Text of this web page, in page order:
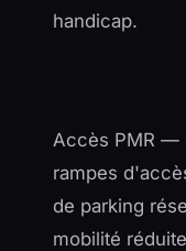
handicap.
Accès PMR —
rampes
de parking
mobilité